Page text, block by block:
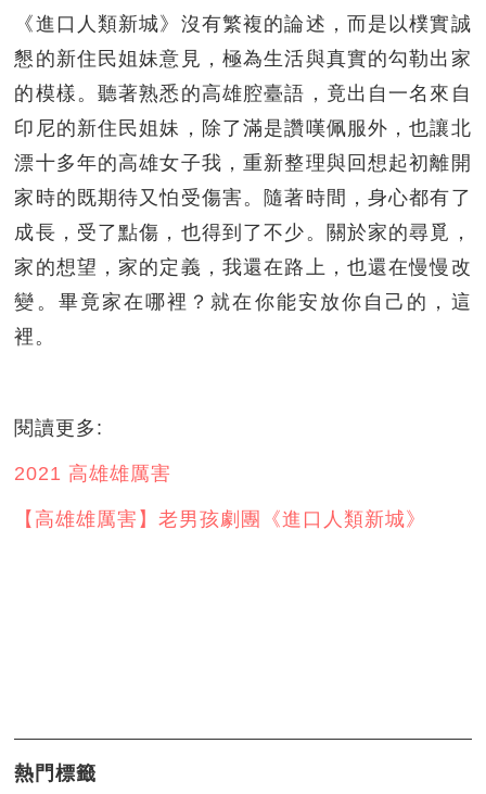
《進口人類新城》沒有繁複的論述，而是以樸實誠
懇的新住民姐妹意見，極為生活與真實的勾勒出家
的模樣。聽著熟悉的高雄腔臺語，竟出自一名來自
印尼的新住民姐妹，除了滿是讚嘆佩服外，也讓北
漂十多年的高雄女子我，重新整理與回想起初離開
家時的既期待又怕受傷害。隨著時間，身心都有了
成長，受了點傷，也得到了不少。關於家的尋覓，
家的想望，家的定義，我還在路上，也還在慢慢改
變。畢竟家在哪裡？就在你能安放你自己的，這
裡。
閱讀更多:
2021 高雄雄厲害
【高雄雄厲害】老男孩劇團《進口人類新城》
熱門標籤